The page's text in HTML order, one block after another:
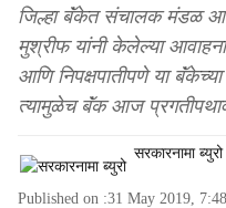
जिल्हा बॅंकेत संचालक मंडळ
मुश्रीफ यांनी केलेल्या
आणि निपक्षपातीपणे या
त्यामुळेच बॅंक आज
सरकारनामा ब्युरो
Published on :31 May 2019,